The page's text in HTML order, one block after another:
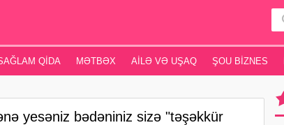
QIDA MƏTBƏX AILƏ VƏ UŞAQ ŞOU BIZNES
yesəniz bədəniniz sizə "təşəkkür